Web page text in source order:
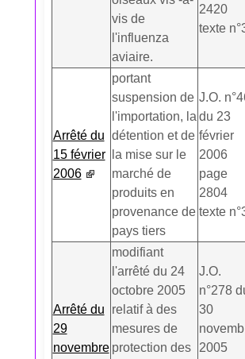
vis de
l'influenza
aviaire.
2420
texte
Arrêté du
15 février
2006
portant
suspension de
l'importation, la
détention et de
la mise sur le
marché de
produits en
provenance de
pays tiers
J.O.
du 23
février
2006
page
2804
texte
Arrêté du
29
novembre
modifiant
l'arrêté du 24
octobre 2005
relatif à des
mesures de
protection des
J.O.
n°278
30
2005